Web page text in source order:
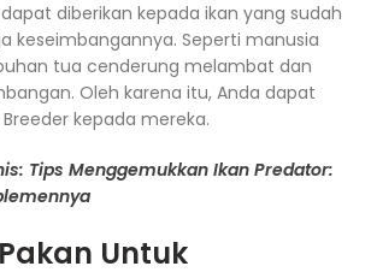
diberikan kepada ikan yang sudah
keseimbangannya. Seperti manusia
tua cenderung melambat dan
Oleh karena itu, Anda dapat
kepada mereka.
Tips Menggemukkan Ikan Predator:
Pakan Untuk